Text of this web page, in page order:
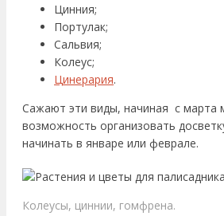
Цинния;
Портулак;
Сальвия;
Колеус;
Цинерария.
Сажают эти виды, начиная с марта
возможность организовать
начинать в январе или феврале.
Колеусы, циннии, гомфрена.